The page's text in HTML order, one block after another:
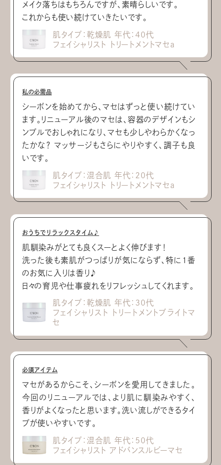
メイク落ちはもちろんですが、素晴らしいです。
これからも使い続けていきたいです。
肌タイプ：乾燥肌 年代：40代
フェイシャリスト トリートメントマセa
私の必需品
シーボンを始めてから、マセはずっと使い続けてい
ます。リニューアル後のマセは、容器のデザインもシ
ンプルでおしゃれになり、マセも少しやわらかくなっ
たかな？ マッサージもさらにやりやすく、調子も良
いです。
肌タイプ：混合肌 年代：20代
フェイシャリスト トリートメントマセa
おうちでリラックスタイム♪
肌馴染みがとても良くスーとよく伸びます！
洗った後も素肌がつっぱりが気にならず、特に1番
のお気に入りは香り♪
日々の育児や仕事疲れをリフレッシュしてくれます。
肌タイプ：乾燥肌 年代：30代
フェイシャリスト トリートメントブライトマ
セ
必須アイテム
マセがあるからこそ、シーボンを愛用してきました。
今回のリニューアルでは、より肌に馴染みやすく、
香りがよくなったと思います。洗い流しができるタイ
プが使いやすいです。
肌タイプ：混合肌 年代：50代
フェイシャリスト アドバンスルビーマセ